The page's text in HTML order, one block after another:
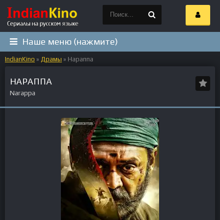
Наше меню (нажмите)
IndianKino » Драмы » Нараппа
НАРАППА
Narappa